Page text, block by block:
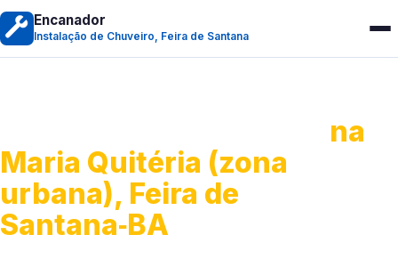
Encanador
Instalação de Chuveiro, Feira de Santana
na
Maria Quitéria (zona
urbana), Feira de
Santana‑BA